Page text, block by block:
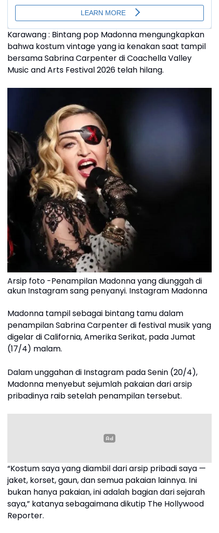
Karawang : Bintang pop Madonna mengungkapkan
bahwa kostum vintage yang ia kenakan saat tampil
bersama Sabrina Carpenter di Coachella Valley
Music and Arts Festival 2026 telah hilang.
Arsip foto -Penampilan Madonna yang diunggah di
akun Instagram sang penyanyi. Instagram Madonna
Madonna tampil sebagai bintang tamu dalam
penampilan Sabrina Carpenter di festival musik yang
digelar di California, Amerika Serikat, pada Jumat
(17/4) malam.
Dalam unggahan di Instagram pada Senin (20/4),
Madonna menyebut sejumlah pakaian dari arsip
pribadinya raib setelah penampilan tersebut.
“Kostum saya yang diambil dari arsip pribadi saya —
jaket, korset, gaun, dan semua pakaian lainnya. Ini
bukan hanya pakaian, ini adalah bagian dari sejarah
saya,” katanya sebagaimana dikutip The Hollywood
Reporter.